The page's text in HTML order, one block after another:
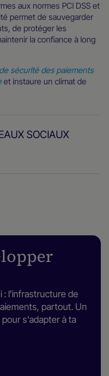
aux normes PCI DSS et
permet de sauvegarder
de protéger les
la confiance à long
sécurité des paiements
et instaure un climat de
SOCIAUX
: l'infrastructure de
partout. Un
s'adapter à ta